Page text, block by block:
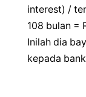
interest) /
108 bulan =
Inilah dia
kepada